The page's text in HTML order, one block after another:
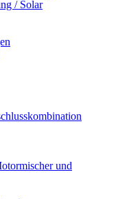
/ Solar
und